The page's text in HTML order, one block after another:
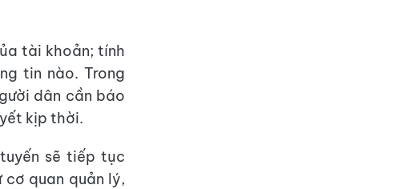
tài khoản; tính
tin nào. Trong
dân cần báo
kịp thời.
sẽ tiếp tục
quan quản lý,